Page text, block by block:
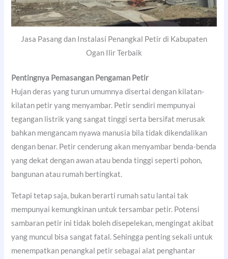
Jasa Pasang dan Instalasi Penangkal Petir di Kabupaten
Ogan Ilir Terbaik
Pentingnya Pemasangan Pengaman Petir
Hujan deras yang turun umumnya disertai dengan kilatan-
kilatan petir yang menyambar. Petir sendiri mempunyai
tegangan listrik yang sangat tinggi serta bersifat merusak
bahkan mengancam nyawa manusia bila tidak dikendalikan
dengan benar. Petir cenderung akan menyambar benda-benda
yang dekat dengan awan atau benda tinggi seperti pohon,
bangunan atau rumah bertingkat.
Tetapi tetap saja, bukan berarti rumah satu lantai tak
mempunyai kemungkinan untuk tersambar petir. Potensi
sambaran petir ini tidak boleh disepelekan, mengingat akibat
yang muncul bisa sangat fatal. Sehingga penting sekali untuk
menempatkan penangkal petir sebagai alat penghantar